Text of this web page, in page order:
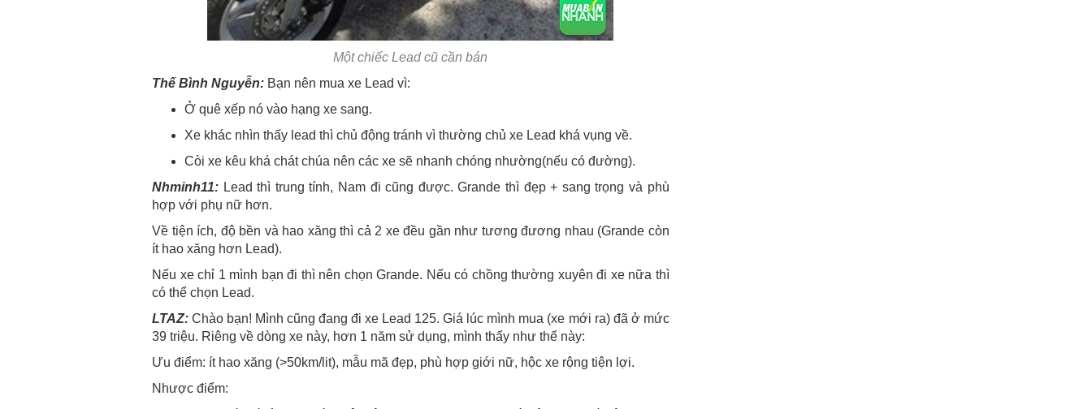
Một chiếc Lead cũ cần bán
Thế Bình Nguyễn: Bạn nên mua xe Lead vì:
Ở quê xếp nó vào hạng xe sang.
Xe khác nhìn thấy lead thì chủ động tránh vì thường chủ xe Lead khá vụng về.
Còi xe kêu khá chát chúa nên các xe sẽ nhanh chóng nhường(nếu có đường).
Nhminh11: Lead thì trung tính, Nam đi cũng được. Grande thì đẹp + sang trọng và phù
hợp với phụ nữ hơn.
Về tiện ích, độ bền và hao xăng thì cả 2 xe đều gần như tương đương nhau (Grande còn
ít hao xăng hơn Lead).
Nếu xe chỉ 1 mình bạn đi thì nên chọn Grande. Nếu có chồng thường xuyên đi xe nữa thì
có thể chọn Lead.
LTAZ: Chào bạn! Mình cũng đang đi xe Lead 125. Giá lúc mình mua (xe mới ra) đã ở mức
39 triệu. Riêng về dòng xe này, hơn 1 năm sử dụng, mình thấy như thế này:
Ưu điểm: ít hao xăng (>50km/lit), mẫu mã đẹp, phù hợp giới nữ, hộc xe rộng tiện lợi.
Nhược điểm: